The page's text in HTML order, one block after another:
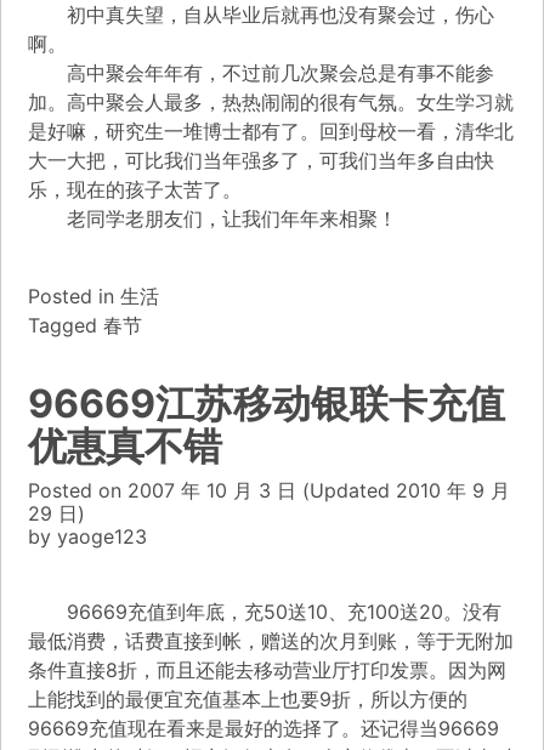
初中真失望，自从毕业后就再也没有聚会过，伤心
啊。
高中聚会年年有，不过前几次聚会总是有事不能参
加。高中聚会人最多，热热闹闹的很有气氛。女生学习就
是好嘛，研究生一堆博士都有了。回到母校一看，清华北
大一大把，可比我们当年强多了，可我们当年多自由快
乐，现在的孩子太苦了。
老同学老朋友们，让我们年年来相聚！
Posted in 生活
Tagged 春节
96669江苏移动银联卡充值
优惠真不错
Posted on 2007 年 10 月 3 日 (Updated 2010 年 9 月
29 日)
by yaoge123
96669充值到年底，充50送10、充100送20。没有
最低消费，话费直接到帐，赠送的次月到账，等于无附加
条件直接8折，而且还能去移动营业厅打印发票。因为网
上能找到的最便宜充值基本上也要9折，所以方便的
96669充值现在看来是最好的选择了。还记得当96669